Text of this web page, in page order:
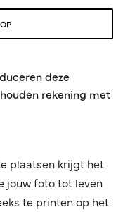
deze
rekening met
plaatsen krijgt het
jouw foto tot leven
te printen op het